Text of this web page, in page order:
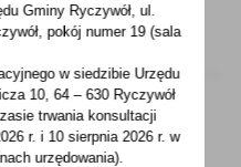
Gminy Ryczywół, ul.
pokójnumer 19 (sala
w siedzibie Urzędu
10, 64 – 630 Ryczywół
trwania konsultacji
r. i 10 sierpnia 2026 r. w
urzędowania).